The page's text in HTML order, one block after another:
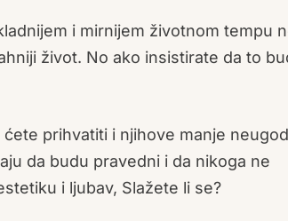
i mirnijem životnom tempu
život. No ako insistirate da to
prihvatiti i njihove manje
da budu pravedni i da nikoga ne
i ljubav, Slažete li se?